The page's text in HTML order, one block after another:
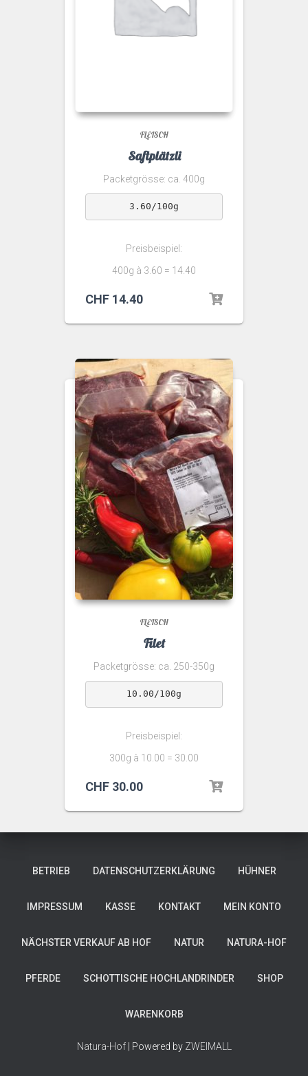
FLEISCH
Saftplätzli
Packetgrösse: ca. 400g
3.60/100g
Preisbeispiel:
400g à 3.60 = 14.40
CHF 14.40
FLEISCH
Filet
Packetgrösse: ca. 250-350g
10.00/100g
Preisbeispiel:
300g à 10.00 = 30.00
CHF 30.00
BETRIEB DATENSCHUTZERKLÄRUNG HÜHNER
IMPRESSUM KASSE KONTAKT MEIN KONTO
NÄCHSTER VERKAUF AB HOF NATUR NATURA-HOF
PFERDE SCHOTTISCHE HOCHLANDRINDER SHOP
WARENKORB
Natura-Hof| Powered by ZWEIMALL